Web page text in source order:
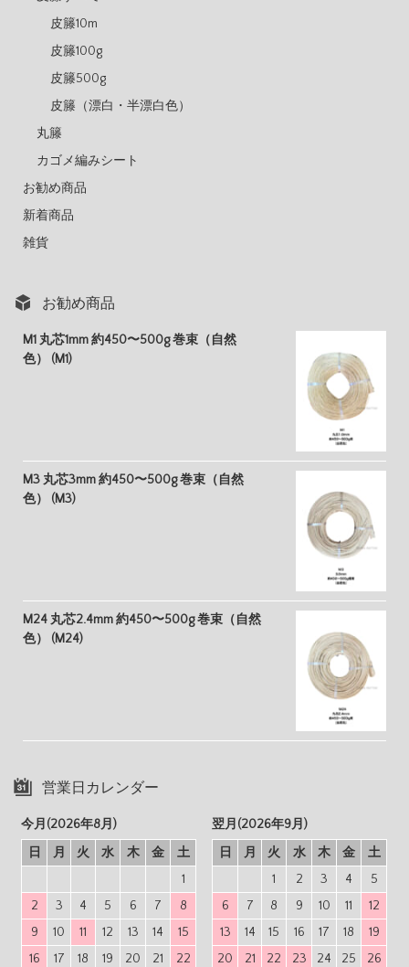
皮籐10m
皮籐100g
皮籐500g
皮籐（漂白・半漂白色）
丸籐
カゴメ編みシート
お勧め商品
新着商品
雑貨
お勧め商品
M1 丸芯1mm 約450〜500g 巻束（自然
色） (M1)
M3 丸芯3mm 約450〜500g 巻束（自然
色） (M3)
M24 丸芯2.4mm 約450〜500g 巻束（自然
色） (M24)
営業日カレンダー
今月(2026年8月)
日
月 火 水 木 金
土
1
2
3 4 5 6 7
8
9
10 11 12 13 14
15
16
17 18 19 20 21 22
翌月(2026年9月)
日
月 火 水 木 金
土
1
2 3 4
5
6
7 8 9 10 11
12
13
14 15 16 17 18
19
20
21 22 23 24 25 26